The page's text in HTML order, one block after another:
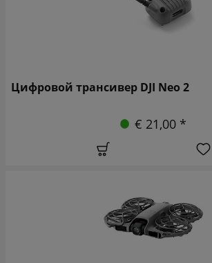
Цифровой трансивер DJI Neo 2
€ 21,00 *